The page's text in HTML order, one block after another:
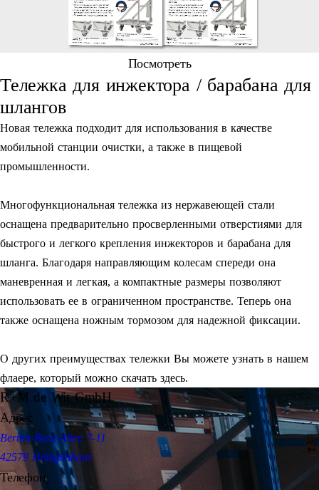
Посмотреть
Тележка для инжектора / барабана для
шлангов
Новая тележка подходит для использования в качестве
мобильной станции очистки, а также в пищевой
промышленности.
Многофункциональная тележка из нержавеющей стали
оснащена предварительно просверленными отверстиями для
быстрого и легкого крепления инжекторов и барабана для
шланга. Благодаря направляющим колесам спереди она
маневренная и легкая, а компактные размеры позволяют
использовать ее в ограниченном пространстве. Теперь она
также оснащена ножным тормозом для надежной фиксации.
О других преимуществах тележки Вы можете узнать в нашем
флаере, который можно скачать здесь.
R+M de Wit GmbH
Адрес
Bertha-Benz-Allee 7-11
42579 Heiligenhaus
Телефон